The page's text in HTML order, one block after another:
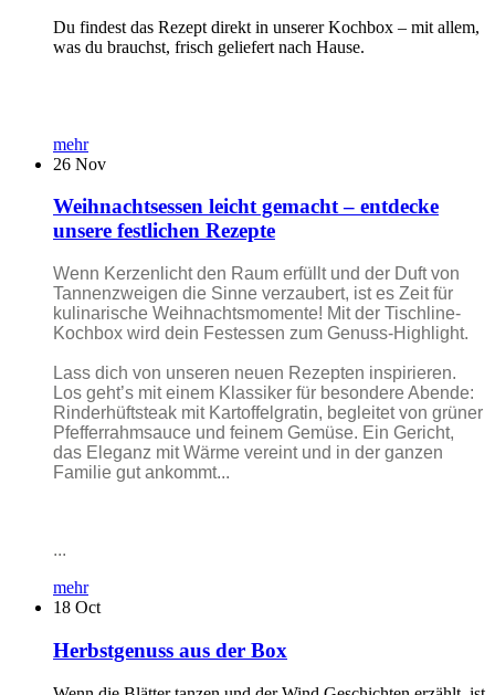
Du findest das Rezept direkt in unserer Kochbox – mit allem,
was du brauchst, frisch geliefert nach Hause.
mehr
26 Nov
Weihnachtsessen leicht gemacht – entdecke
unsere festlichen Rezepte
Wenn Kerzenlicht den Raum erfüllt und der Duft von
Tannenzweigen die Sinne verzaubert, ist es Zeit für
kulinarische Weihnachtsmomente! Mit der Tischline-
Kochbox wird dein Festessen zum Genuss-Highlight.
Lass dich von unseren neuen Rezepten inspirieren.
Los geht’s mit einem Klassiker für besondere Abende:
Rinderhüftsteak mit Kartoffelgratin, begleitet von grüner
Pfefferrahmsauce und feinem Gemüse. Ein Gericht,
das Eleganz mit Wärme vereint und in der ganzen
Familie gut ankommt...
...
mehr
18 Oct
Herbstgenuss aus der Box